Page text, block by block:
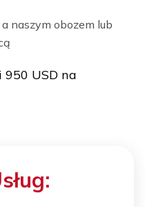
naszym obozem lub
USD na